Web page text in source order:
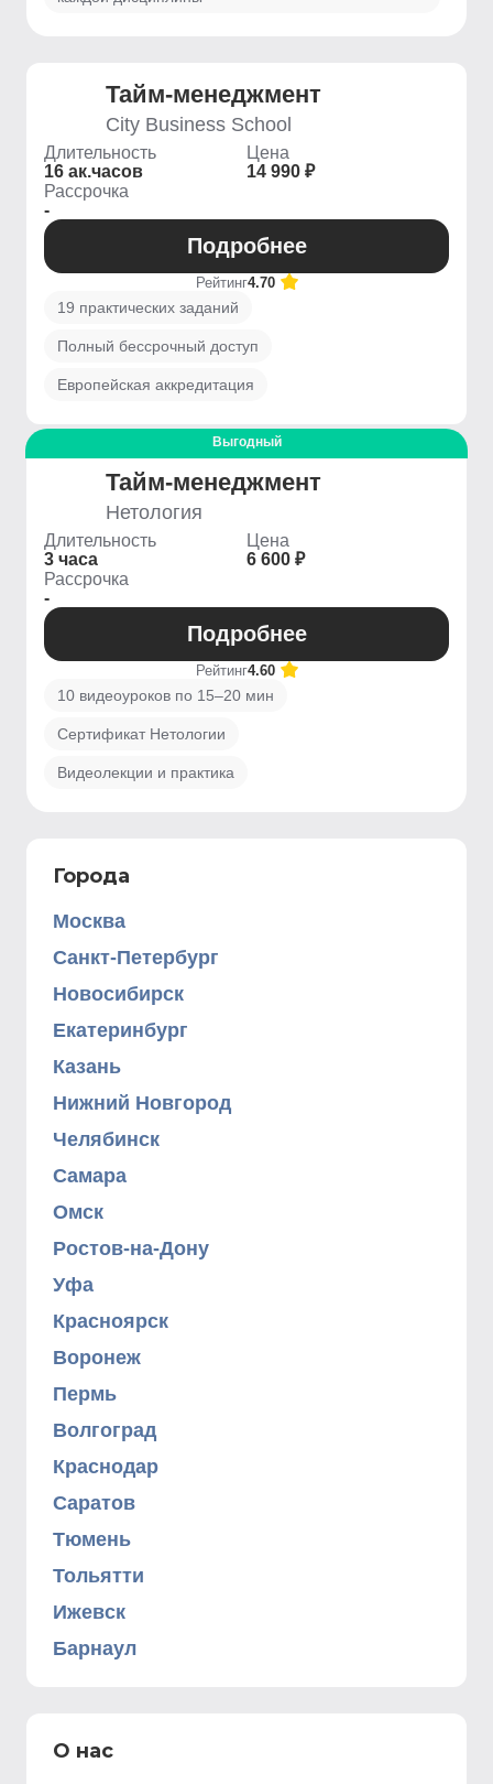
Тайм-менеджмент
City Business School
Длительность
16 ак.часов
Цена
14 990 ₽
Рассрочка
-
Подробнее
Рейтинг4.70
19 практических заданий
Полный бессрочный доступ
Европейская аккредитация
Выгодный
Тайм-менеджмент
Нетология
Длительность
3 часа
Цена
6 600 ₽
Рассрочка
-
Подробнее
Рейтинг4.60
10 видеоуроков по 15–20 мин
Сертификат Нетологии
Видеолекции и практика
Города
Москва
Санкт-Петербург
Новосибирск
Екатеринбург
Казань
Нижний Новгород
Челябинск
Самара
Омск
Ростов-на-Дону
Уфа
Красноярск
Воронеж
Пермь
Волгоград
Краснодар
Саратов
Тюмень
Тольятти
Ижевск
Барнаул
О нас